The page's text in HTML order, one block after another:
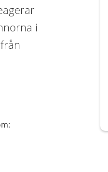
i